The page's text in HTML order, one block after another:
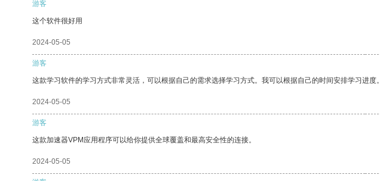
游客
这个软件很好用
2024-05-05
游客
这款学习软件的学习方式非常灵活，可以根据自己的需求选择学习方式。我可以根据自己的时间安排学习进度。
2024-05-05
游客
这款加速器VPM应用程序可以给你提供全球覆盖和最高安全性的连接。
2024-05-05